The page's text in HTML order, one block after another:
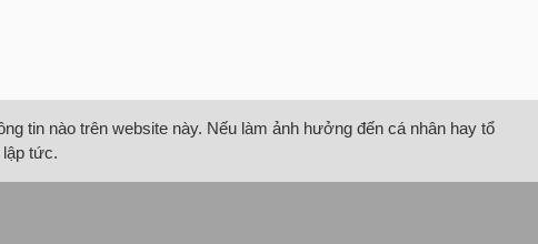
tin nào trên website này. Nếu làm ảnh hưởng đến cá nhân hay tổ
tức.